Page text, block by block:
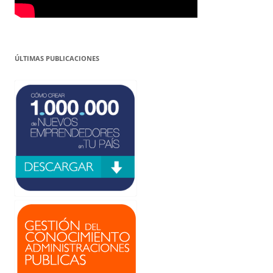
ÚLTIMAS PUBLICACIONES